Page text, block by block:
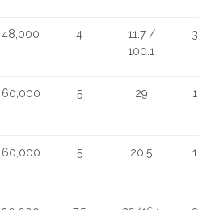
48,000 4
11.7 /
100.1
3
60,000 5 29 1
60,000 5 20.5 1